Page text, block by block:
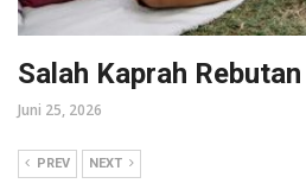
Salah Kaprah
Juni 25, 2026
PREV NEXT